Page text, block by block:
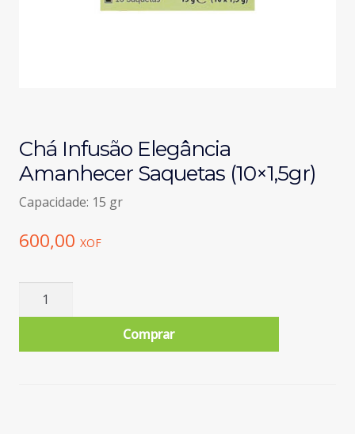
Chá Infusão Elegância
Amanhecer Saquetas (10×1,5gr)
Capacidade: 15 gr
600,00 XOF
Quantidade
Infusão
Comprar